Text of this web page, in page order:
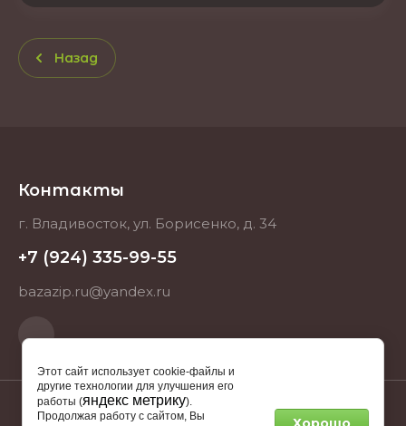
Назад
Контакты
г. Владивосток, ул. Борисенко, д. 34
+7 (924) 335-99-55
bazazip.ru@yandex.ru
Этот сайт использует cookie-файлы и
другие технологии для улучшения его
работы (яндекс метрику).
Продолжая работу с сайтом, Вы